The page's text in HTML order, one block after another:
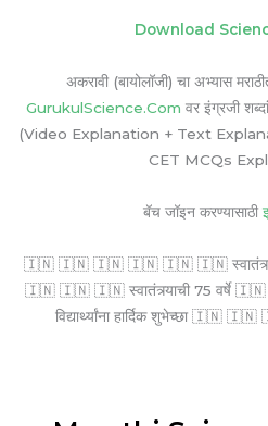
Download
अकरावी (बायोलॉजी) चा अभ्यास
GurukulScience.Com वर इंग्रजी
(Video Explanation + Text
CET MCQs
बॅच जॉइन करण्यासाठी
🇮🇳 🇮🇳 🇮🇳 🇮🇳 🇮🇳 🇮🇳
🇮🇳 🇮🇳 🇮🇳 स्वातंत्र्याची 75
विद्यार्थ्यांना हार्दिक